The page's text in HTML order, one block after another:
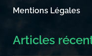
Mentions Légales
Articles